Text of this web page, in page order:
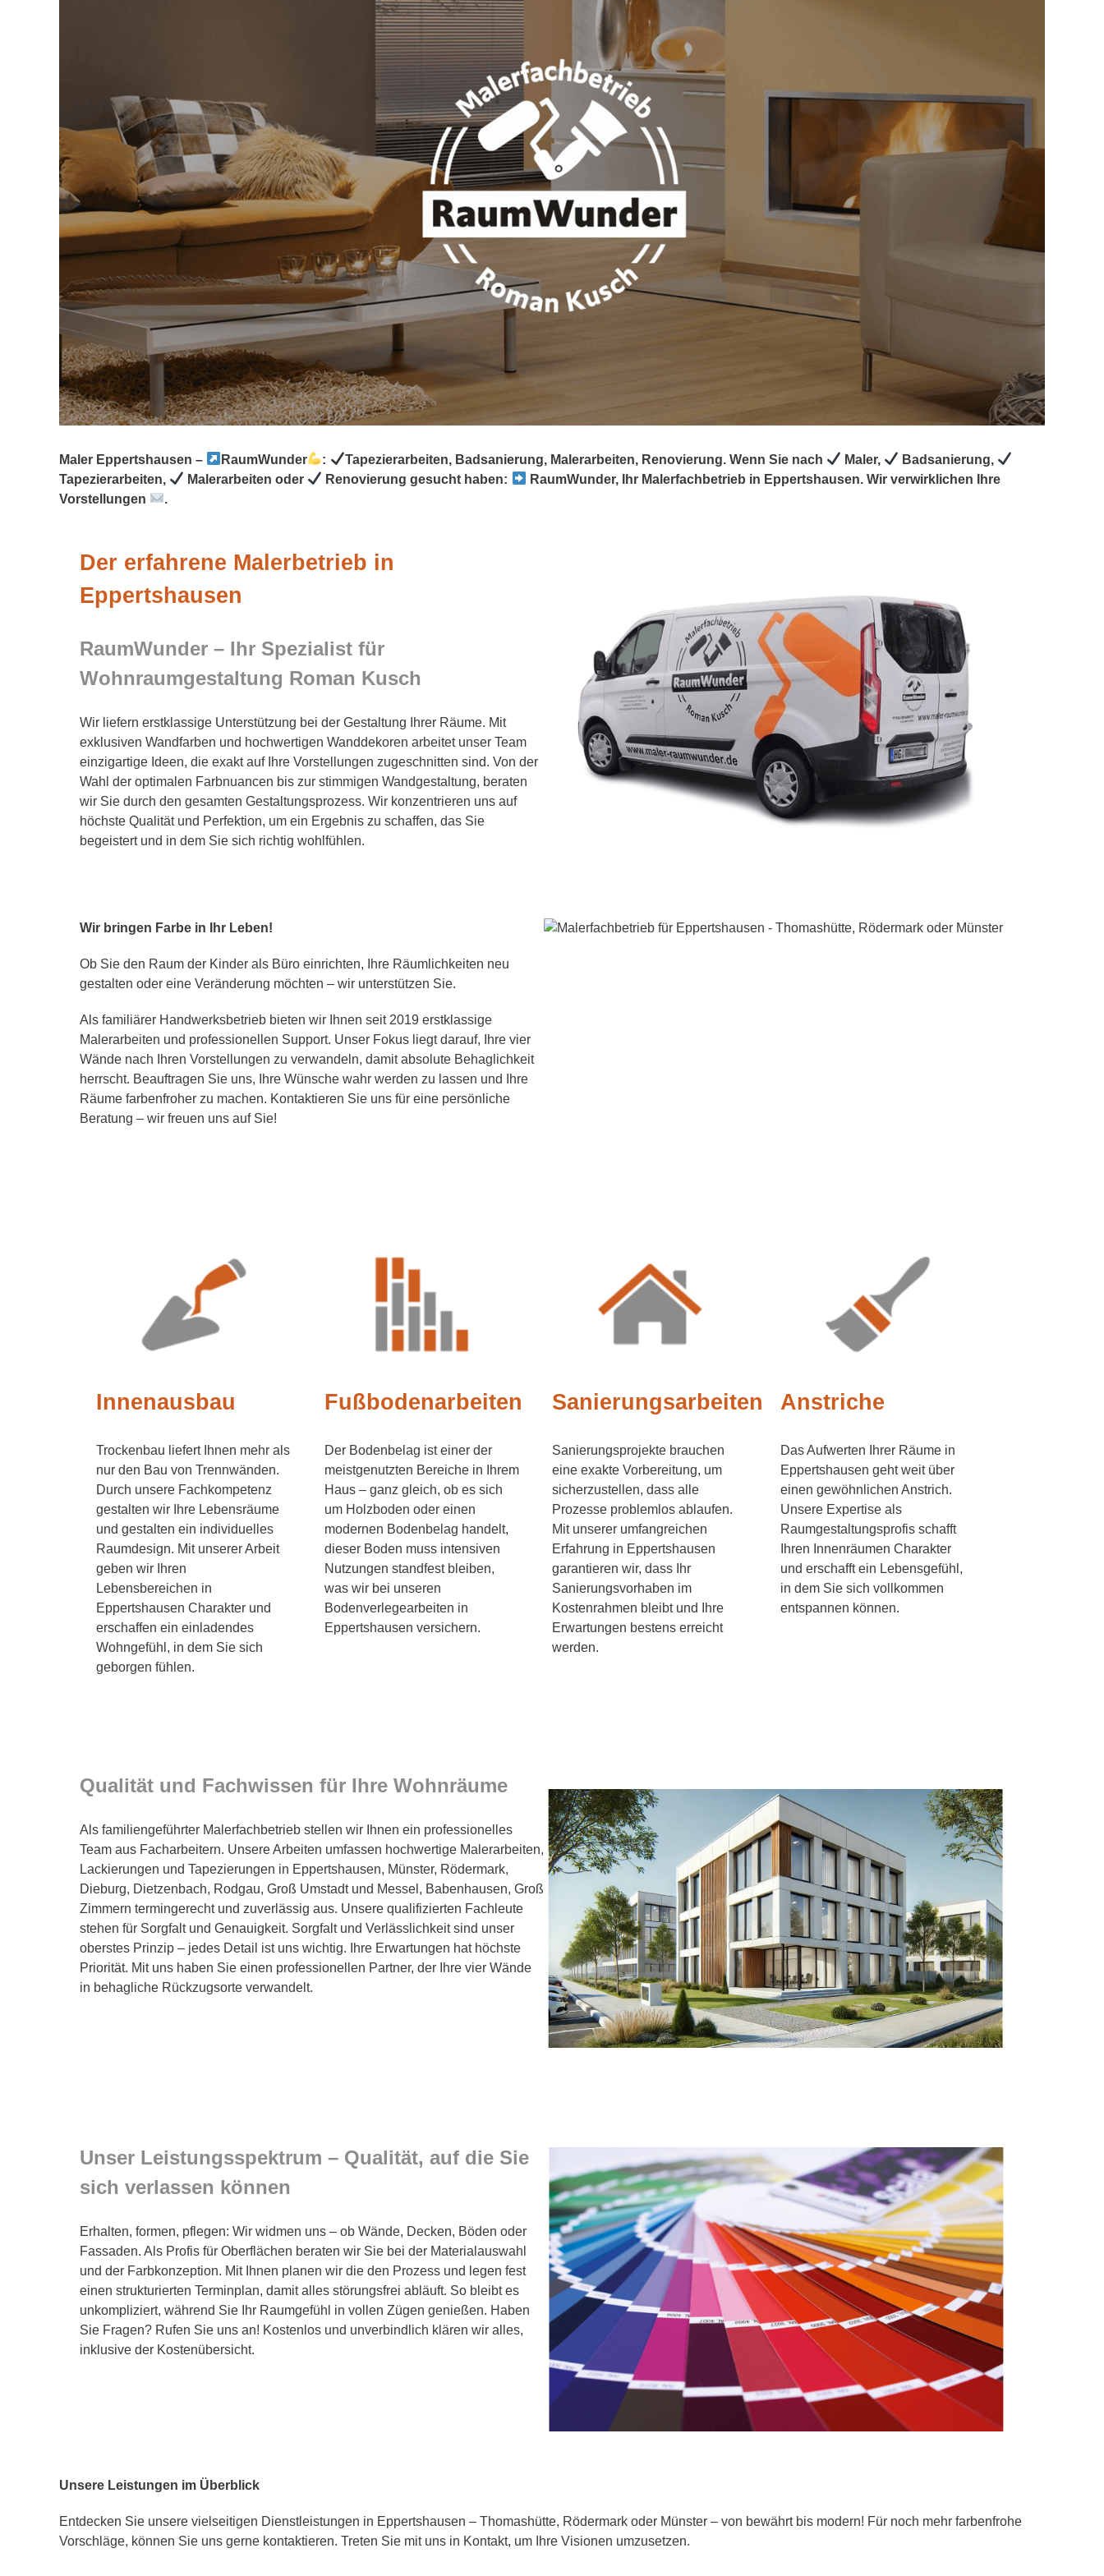
Maler Eppertshausen – RaumWunder : Tapezierarbeiten, Badsanierung, Malerarbeiten, Renovierung. Wenn Sie nach Maler,
Badsanierung,
Tapezierarbeiten,
Malerarbeiten oder Renovierung gesucht haben:
RaumWunder, Ihr Malerfachbetrieb in Eppertshausen. Wir verwirklichen Ihre
Vorstellungen
.
Der erfahrene Malerbetrieb in
Eppertshausen
RaumWunder – Ihr Spezialist für
Wohnraumgestaltung Roman Kusch
Wir liefern erstklassige Unterstützung bei der Gestaltung Ihrer Räume. Mit
exklusiven Wandfarben und hochwertigen Wanddekoren arbeitet unser Team
einzigartige Ideen, die exakt auf Ihre Vorstellungen zugeschnitten sind. Von der
Wahl der optimalen Farbnuancen bis zur stimmigen Wandgestaltung, beraten
wir Sie durch den gesamten Gestaltungsprozess. Wir konzentrieren uns auf
höchste Qualität und Perfektion, um ein Ergebnis zu schaffen, das Sie
begeistert und in dem Sie sich richtig wohlfühlen.
Wir bringen Farbe in Ihr Leben!
Ob Sie den Raum der Kinder als Büro einrichten, Ihre Räumlichkeiten neu
gestalten oder eine Veränderung möchten – wir unterstützen Sie.
Als familiärer Handwerksbetrieb bieten wir Ihnen seit 2019 erstklassige
Malerarbeiten und professionellen Support. Unser Fokus liegt darauf, Ihre vier
Wände nach Ihren Vorstellungen zu verwandeln, damit absolute Behaglichkeit
herrscht. Beauftragen Sie uns, Ihre Wünsche wahr werden zu lassen und Ihre
Räume farbenfroher zu machen. Kontaktieren Sie uns für eine persönliche
Beratung – wir freuen uns auf Sie!
Innenausbau
Trockenbau liefert Ihnen mehr als
nur den Bau von Trennwänden.
Durch unsere Fachkompetenz
gestalten wir Ihre Lebensräume
und gestalten ein individuelles
Raumdesign. Mit unserer Arbeit
geben wir Ihren
Lebensbereichen in
Eppertshausen Charakter und
erschaffen ein einladendes
Wohngefühl, in dem Sie sich
geborgen fühlen.
Fußbodenarbeiten
Der Bodenbelag ist einer der
meistgenutzten Bereiche in Ihrem
Haus – ganz gleich, ob es sich
um Holzboden oder einen
modernen Bodenbelag handelt,
dieser Boden muss intensiven
Nutzungen standfest bleiben,
was wir bei unseren
Bodenverlegearbeiten in
Eppertshausen versichern.
Sanierungsarbeiten
Sanierungsprojekte brauchen
eine exakte Vorbereitung, um
sicherzustellen, dass alle
Prozesse problemlos ablaufen.
Mit unserer umfangreichen
Erfahrung in Eppertshausen
garantieren wir, dass Ihr
Sanierungsvorhaben im
Kostenrahmen bleibt und Ihre
Erwartungen bestens erreicht
werden.
Anstriche
Das Aufwerten Ihrer Räume in
Eppertshausen geht weit über
einen gewöhnlichen Anstrich.
Unsere Expertise als
Raumgestaltungsprofis schafft
Ihren Innenräumen Charakter
und erschafft ein Lebensgefühl,
in dem Sie sich vollkommen
entspannen können.
Qualität und Fachwissen für Ihre Wohnräume
Als familiengeführter Malerfachbetrieb stellen wir Ihnen ein professionelles
Team aus Facharbeitern. Unsere Arbeiten umfassen hochwertige Malerarbeiten,
Lackierungen und Tapezierungen in Eppertshausen, Münster, Rödermark,
Dieburg, Dietzenbach, Rodgau, Groß Umstadt und Messel, Babenhausen, Groß
Zimmern termingerecht und zuverlässig aus. Unsere qualifizierten Fachleute
stehen für Sorgfalt und Genauigkeit. Sorgfalt und Verlässlichkeit sind unser
oberstes Prinzip – jedes Detail ist uns wichtig. Ihre Erwartungen hat höchste
Priorität. Mit uns haben Sie einen professionellen Partner, der Ihre vier Wände
in behagliche Rückzugsorte verwandelt.
Unser Leistungsspektrum – Qualität, auf die Sie
sich verlassen können
Erhalten, formen, pflegen: Wir widmen uns – ob Wände, Decken, Böden oder
Fassaden. Als Profis für Oberflächen beraten wir Sie bei der Materialauswahl
und der Farbkonzeption. Mit Ihnen planen wir die den Prozess und legen fest
einen strukturierten Terminplan, damit alles störungsfrei abläuft. So bleibt es
unkompliziert, während Sie Ihr Raumgefühl in vollen Zügen genießen. Haben
Sie Fragen? Rufen Sie uns an! Kostenlos und unverbindlich klären wir alles,
inklusive der Kostenübersicht.
Unsere Leistungen im Überblick
Entdecken Sie unsere vielseitigen Dienstleistungen in Eppertshausen – Thomashütte, Rödermark oder Münster – von bewährt bis modern! Für noch mehr farbenfrohe
Vorschläge, können Sie uns gerne kontaktieren. Treten Sie mit uns in Kontakt, um Ihre Visionen umzusetzen.